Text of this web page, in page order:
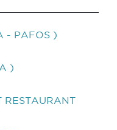
- PAFOS )
)
RESTAURANT